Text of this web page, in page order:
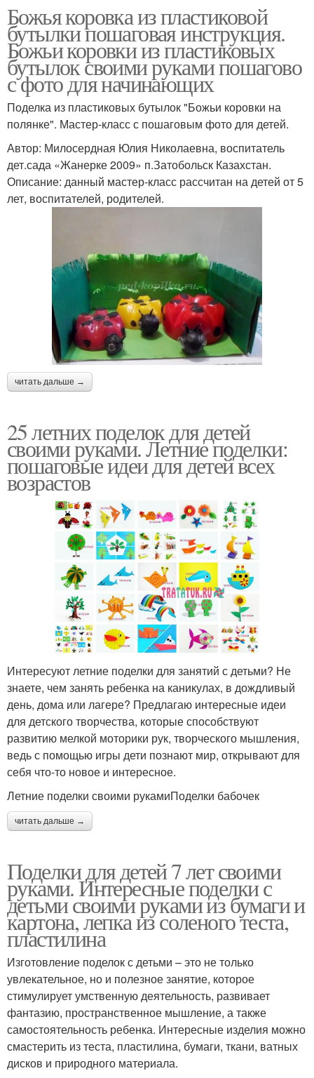
Божья коровка из пластиковой
бутылки пошаговая инструкция.
Божьи коровки из пластиковых
бутылок своими руками пошагово
с фото для начинающих
Поделка из пластиковых бутылок "Божьи коровки на
полянке". Мастер-класс с пошаговым фото для детей.
Автор: Милосердная Юлия Николаевна, воспитатель
дет.сада «Жанерке 2009» п.Затобольск Казахстан.
Описание: данный мастер-класс рассчитан на детей от 5
лет, воспитателей, родителей.
читать дальше →
25 летних поделок для детей
своими руками. Летние поделки:
пошаговые идеи для детей всех
возрастов
Интересуют летние поделки для занятий с детьми? Не
знаете, чем занять ребенка на каникулах, в дождливый
день, дома или лагере? Предлагаю интересные идеи
для детского творчества, которые способствуют
развитию мелкой моторики рук, творческого мышления,
ведь с помощью игры дети познают мир, открывают для
себя что-то новое и интересное.
Летние поделки своими рукамиПоделки бабочек
читать дальше →
Поделки для детей 7 лет своими
руками. Интересные поделки с
детьми своими руками из бумаги и
картона, лепка из соленого теста,
пластилина
Изготовление поделок с детьми – это не только
увлекательное, но и полезное занятие, которое
стимулирует умственную деятельность, развивает
фантазию, пространственное мышление, а также
самостоятельность ребенка. Интересные изделия можно
смастерить из теста, пластилина, бумаги, ткани, ватных
дисков и природного материала.